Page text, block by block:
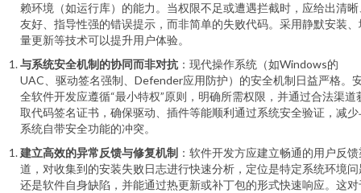
赖环境（如运行库）的能力。当权限不足或遭遇拦截时，应给出清晰
友好、指导性强的错误提示，而非简单的失败代码。采用静默安装、
量更新等技术可以提升用户体验。
与系统安全机制的协同而非对抗 ：现代操作系统（如Windows的
UAC、驱动签名强制、Defender应用防护）的安全机制日益严格。
全软件开发应遵循“最小特权”原则，明确所需权限，并通过合法渠道
取代码签名证书，确保驱动、插件等能顺利通过系统安全验证，减少
系统自带安全功能的冲突。
建立高效的异常反馈与修复机制 ：软件开发方应建立畅通的用户反
道，对收集到的安装失败日志进行快速分析，定位是特定系统环境问
还是软件自身缺陷，并能通过热更新或补丁包的形式快速响应。这对